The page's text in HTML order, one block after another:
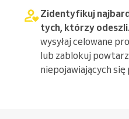
Zidentyfikuj
tych, którzy
wysyłaj celowane
lub zablokuj
niepojawiających